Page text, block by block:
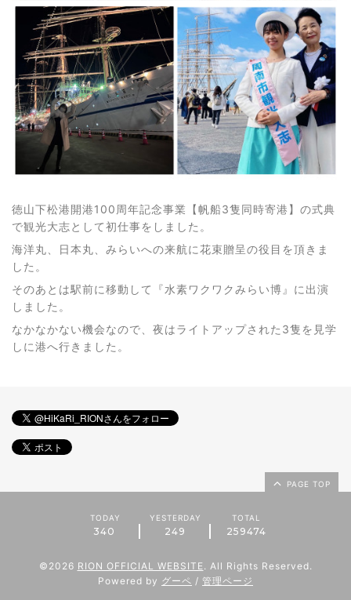
徳山下松港開港100周年記念事業【帆船3隻同時寄港】の式典
で観光大志として初仕事をしました。
海洋丸、日本丸、みらいへの来航に花束贈呈の役目を頂きま
した。
そのあとは駅前に移動して『水素ワクワクみらい博』に出演
しました。
なかなかない機会なので、夜はライトアップされた3隻を見学
しに港へ行きました。
PAGE TOP
TODAY
340
YESTERDAY
249
TOTAL
259474
©2026 RION OFFICIAL WEBSITE. All Rights Reserved.
Powered by グーペ / 管理ページ